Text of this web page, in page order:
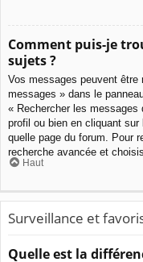
Comment puis-je
sujets ?
Vos messages peuvent être
messages » dans le
« Rechercher les messages
profil ou bien en cliquant sur
quelle page du forum. Pour
recherche avancée et
Haut
Surveillance et
Quelle est la